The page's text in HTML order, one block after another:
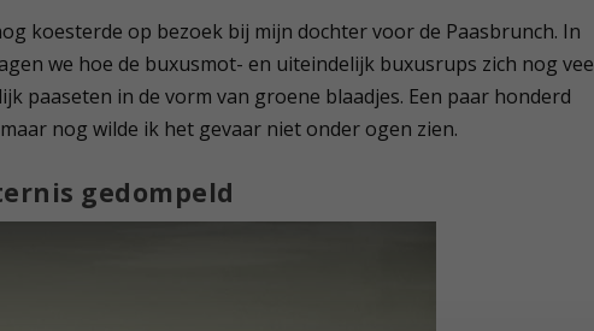
koesterde op bezoek bij mijn dochter voor de Paasbrunch. In
we hoe de buxusmot- en uiteindelijk buxusrups zich nog
paaseten in de vorm van groene blaadjes. Een paar honderd
nog wilde ik het gevaar niet onder ogen zien.
gedompeld